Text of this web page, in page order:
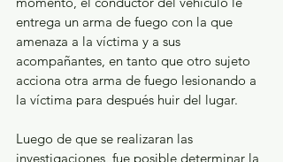
entrega un arma de fuego con la que
amenaza a la víctima y a sus
acompañantes, en tanto que otro sujeto
acciona otra arma de fuego lesionando a
la víctima para después huir del lugar.
Luego de que se realizaran las
investigaciones, fue posible determinar la